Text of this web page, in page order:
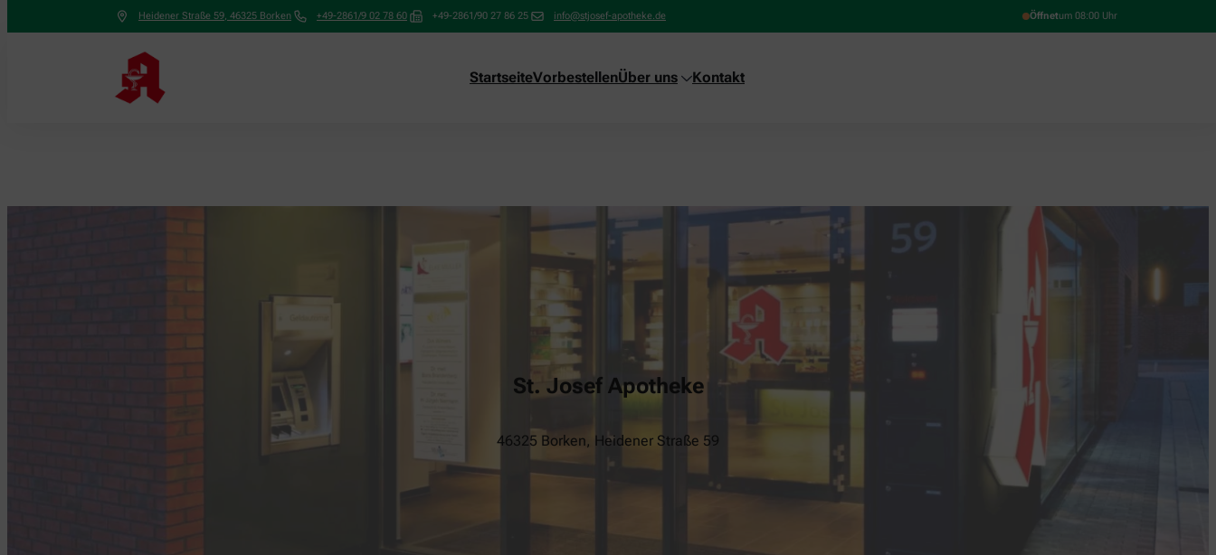
Heidener Straße 59, 46325 Borken +49-2861/9 02 78 60 +49-2861/90 27 86 25 info@stjosef-apotheke.de Öffnetum 08:00 Uhr
StartseiteVorbestellenÜber uns Kontakt
St. Josef Apotheke
46325 Borken, Heidener Straße 59